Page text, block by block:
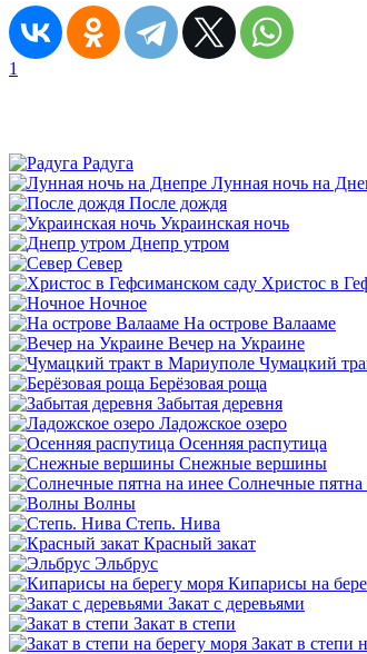
1
Радуга
Лунная ночь на
После дождя
Украинская ночь
Днепр утром
Север
Христос в
Ночное
На острове Валааме
Вечер на Украине
Чумацкий
Берёзовая роща
Забытая деревня
Ладожское озеро
Осенняя распутица
Снежные вершины
Солнечные пятна
Волны
Степь. Нива
Красный закат
Эльбрус
Кипарисы на
Закат с деревьями
Закат в степи
Закат в степи